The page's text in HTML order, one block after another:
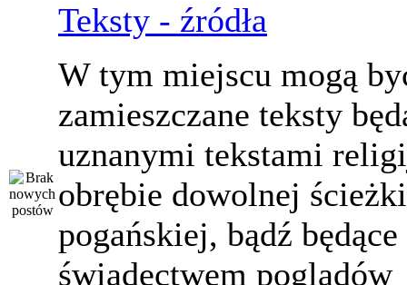
Teksty - źródła
W tym miejscu mogą
zamieszczane teksty
uznanymi tekstami
obrębie dowolnej ścieżki
pogańskiej, bądź będące
świadectwem poglądów